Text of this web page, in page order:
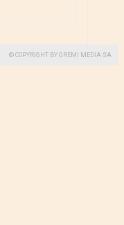
© COPYRIGHT BY GREMI MEDIA SA